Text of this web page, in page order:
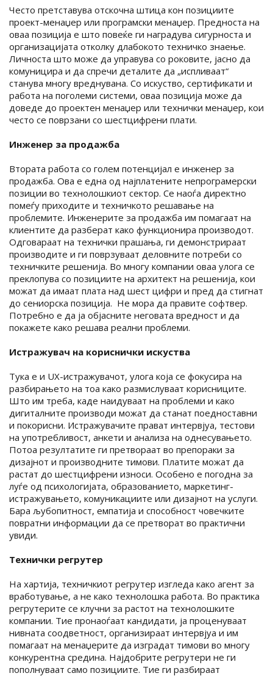
Често претставува отскочна штица кон позициите
проект-менаџер или програмски менаџер. Предноста на
оваа позиција е што повеќе ги наградува сигурноста и
организацијата отколку длабокото техничко знаење.
Личноста што може да управува со роковите, јасно да
комуницира и да спречи деталите да „испливаат“
станува многу вреднувана. Со искуство, сертификати и
работа на поголеми системи, оваа позиција може да
доведе до проектен менаџер или технички менаџер, кои
често се поврзани со шестцифрени плати.
Инженер за продажба
Втората работа со голем потенцијал е инженер за
продажба. Ова е една од најплатените непрограмерски
позиции во технолошкиот сектор. Се наоѓа директно
помеѓу приходите и техничкото решавање на
проблемите. Инженерите за продажба им помагаат на
клиентите да разберат како функционира производот.
Одговараат на технички прашања, ги демонстрираат
производите и ги поврзуваат деловните потреби со
техничките решенија. Во многу компании оваа улога се
преклопува со позициите на архитект на решенија, кои
можат да имаат плата над шест цифри и пред да стигнат
до сениорска позиција. Не мора да правите софтвер.
Потребно е да ја објасните неговата вредност и да
покажете како решава реални проблеми.
Истражувач на кориснички искуства
Тука е и UX-истражувачот, улога која се фокусира на
разбирањето на тоа како размислуваат корисниците.
Што им треба, каде наидуваат на проблеми и како
дигиталните производи можат да станат поедноставни
и покорисни. Истражувачите прават интервјуа, тестови
на употребливост, анкети и анализа на однесувањето.
Потоа резултатите ги претвораат во препораки за
дизајнот и производните тимови. Платите можат да
растат до шестцифрени износи. Особено е погодна за
луѓе од психологијата, образованието, маркетинг-
истражувањето, комуникациите или дизајнот на услуги.
Бара љубопитност, емпатија и способност човечките
повратни информации да се претворат во практични
увиди.
Технички регрутер
На хартија, техничкиот регрутер изгледа како агент за
вработување, а не како технолошка работа. Во практика
регрутерите се клучни за растот на технолошките
компании. Тие пронаоѓаат кандидати, ја проценуваат
нивната соодветност, организираат интервјуа и им
помагаат на менаџерите да изградат тимови во многу
конкурентна средина. Најдобрите регрутери не ги
пополнуваат само позициите. Тие ги разбираат